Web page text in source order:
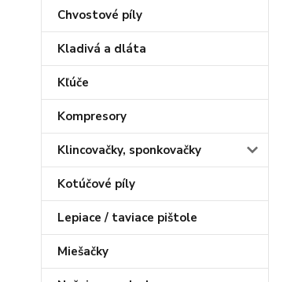
Chvostové píly
Kladivá a dláta
Kľúče
Kompresory
Klincovačky, sponkovačky
Kotúčové píly
Lepiace / taviace pištole
Miešačky